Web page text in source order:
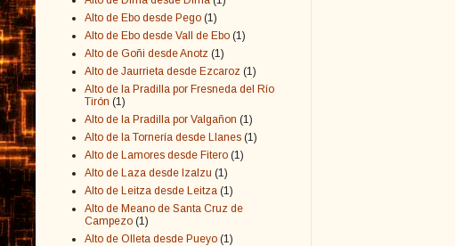
Alto de Ebo desde Pego (1)
Alto de Ebo desde Vall de Ebo (1)
Alto de Goñi desde Anotz (1)
Alto de Jaurrieta desde Ezcaroz (1)
Alto de la Pradilla por Fresneda del Río
Tirón (1)
Alto de la Pradilla por Valgañon (1)
Alto de la Tornería desde Llanes (1)
Alto de Lamores desde Fitero (1)
Alto de Laza desde Izalzu (1)
Alto de Leitza desde Leitza (1)
Alto de Meano de Santa Cruz de
Campezo (1)
Alto de Olleta desde Pueyo (1)